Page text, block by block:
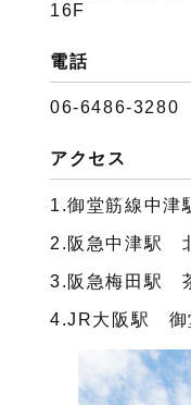
16F
電話
06-6486-3280
アクセス
1.御堂筋線中
2.阪急中津駅
3.阪急梅田駅
4.JR大阪駅 御